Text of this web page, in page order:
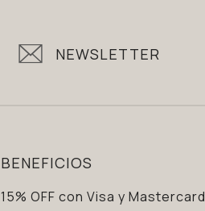
NEWSLETTER
BENEFICIOS
15% OFF con Visa y Mastercard